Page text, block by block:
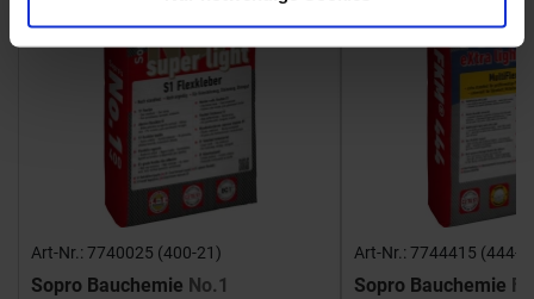
Art-Nr.: 7740025 (400-21)
Sopro Bauchemie No.1
Art-Nr.: 7744415 (444-
Sopro Bauchemie